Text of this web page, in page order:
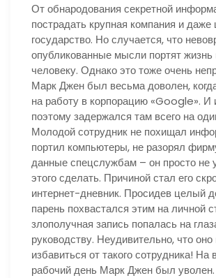
От обнародования секретной
пострадать крупная компания и даже
государство. Но случается, что
опубликованные мысли портят жизнь
человеку. Однако это тоже очень
Марк Джен был весьма доволен,
на работу в корпорацию «Google». И
поэтому задержался там всего на
Молодой сотрудник не похищал
портил компьютеры, не разорял
данные спецслужбам – он просто не
этого сделать. Причиной стал его
интернет-дневник. Просидев целый
парень похвастался этим на личной
злополучная запись попалась на
руководству. Неудивительно, что
избавиться от такого сотрудника! На
рабочий день Марк Джен был уволен.